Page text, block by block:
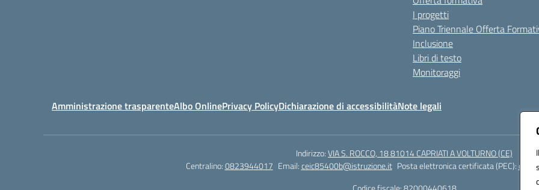
I progetti
Piano Triennale Offerta
Inclusione
Libri di testo
Monitoraggi
Amministrazione trasparenteAlbo OnlinePrivacy PolicyDichiarazione di accessibilitàNote legali
Indirizzo:VIA S. ROCCO, 18 81014 CAPRIATI A VOLTURNO (CE)
Centralino:0823944017 Email:ceic85400b@istruzione.it Posta elettronica certificata (PEC):